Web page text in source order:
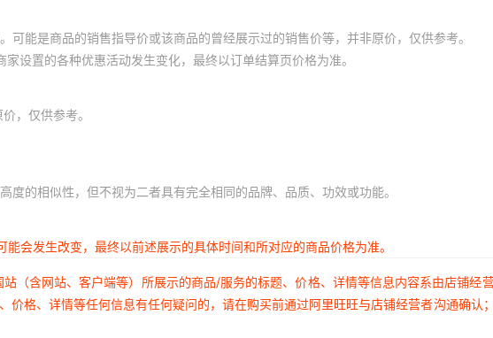
能是商品的销售指导价或该商品的曾经展示过的销售价等，并非原价，仅供参考。
设置的各种优惠活动发生变化，最终以订单结算页价格为准。
，仅供参考。
的相似性，但不视为二者具有完全相同的品牌、品质、功效或功能。
会发生改变，最终以前述展示的具体时间和所对应的商品价格为准。
（含网站、客户端等）所展示的商品/服务的标题、价格、详情等信息内容系由店铺经
格、详情等任何信息有任何疑问的，请在购买前通过阿里旺旺与店铺经营者沟通确认